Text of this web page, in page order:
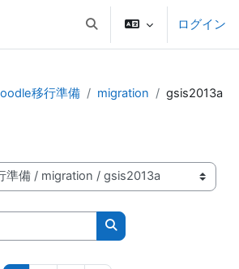
検索入力に切り替えるログイン
移行準備 migration gsis2013a
コースを検索する